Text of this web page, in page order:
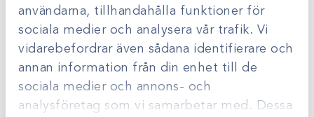
användarna, tillhandahålla funktioner för
sociala medier och analysera vår trafik. Vi
vidarebefordrar även sådana identifierare och
annan information från din enhet till de
sociala medier och annons- och
analysföretag som vi samarbetar med. Dessa
Art.nr11075
Lårledskanyl/2,0x20
0mm
Logga in för att se
pris
Art.nr 11088-A
Uppdragningskanyl
Mini Spike
Logga in för att se
pris